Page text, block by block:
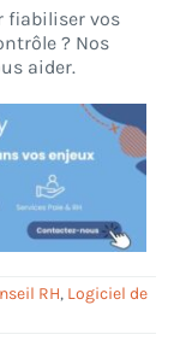
fiabiliser vos
? Nos
aider.
RH, Logiciel de